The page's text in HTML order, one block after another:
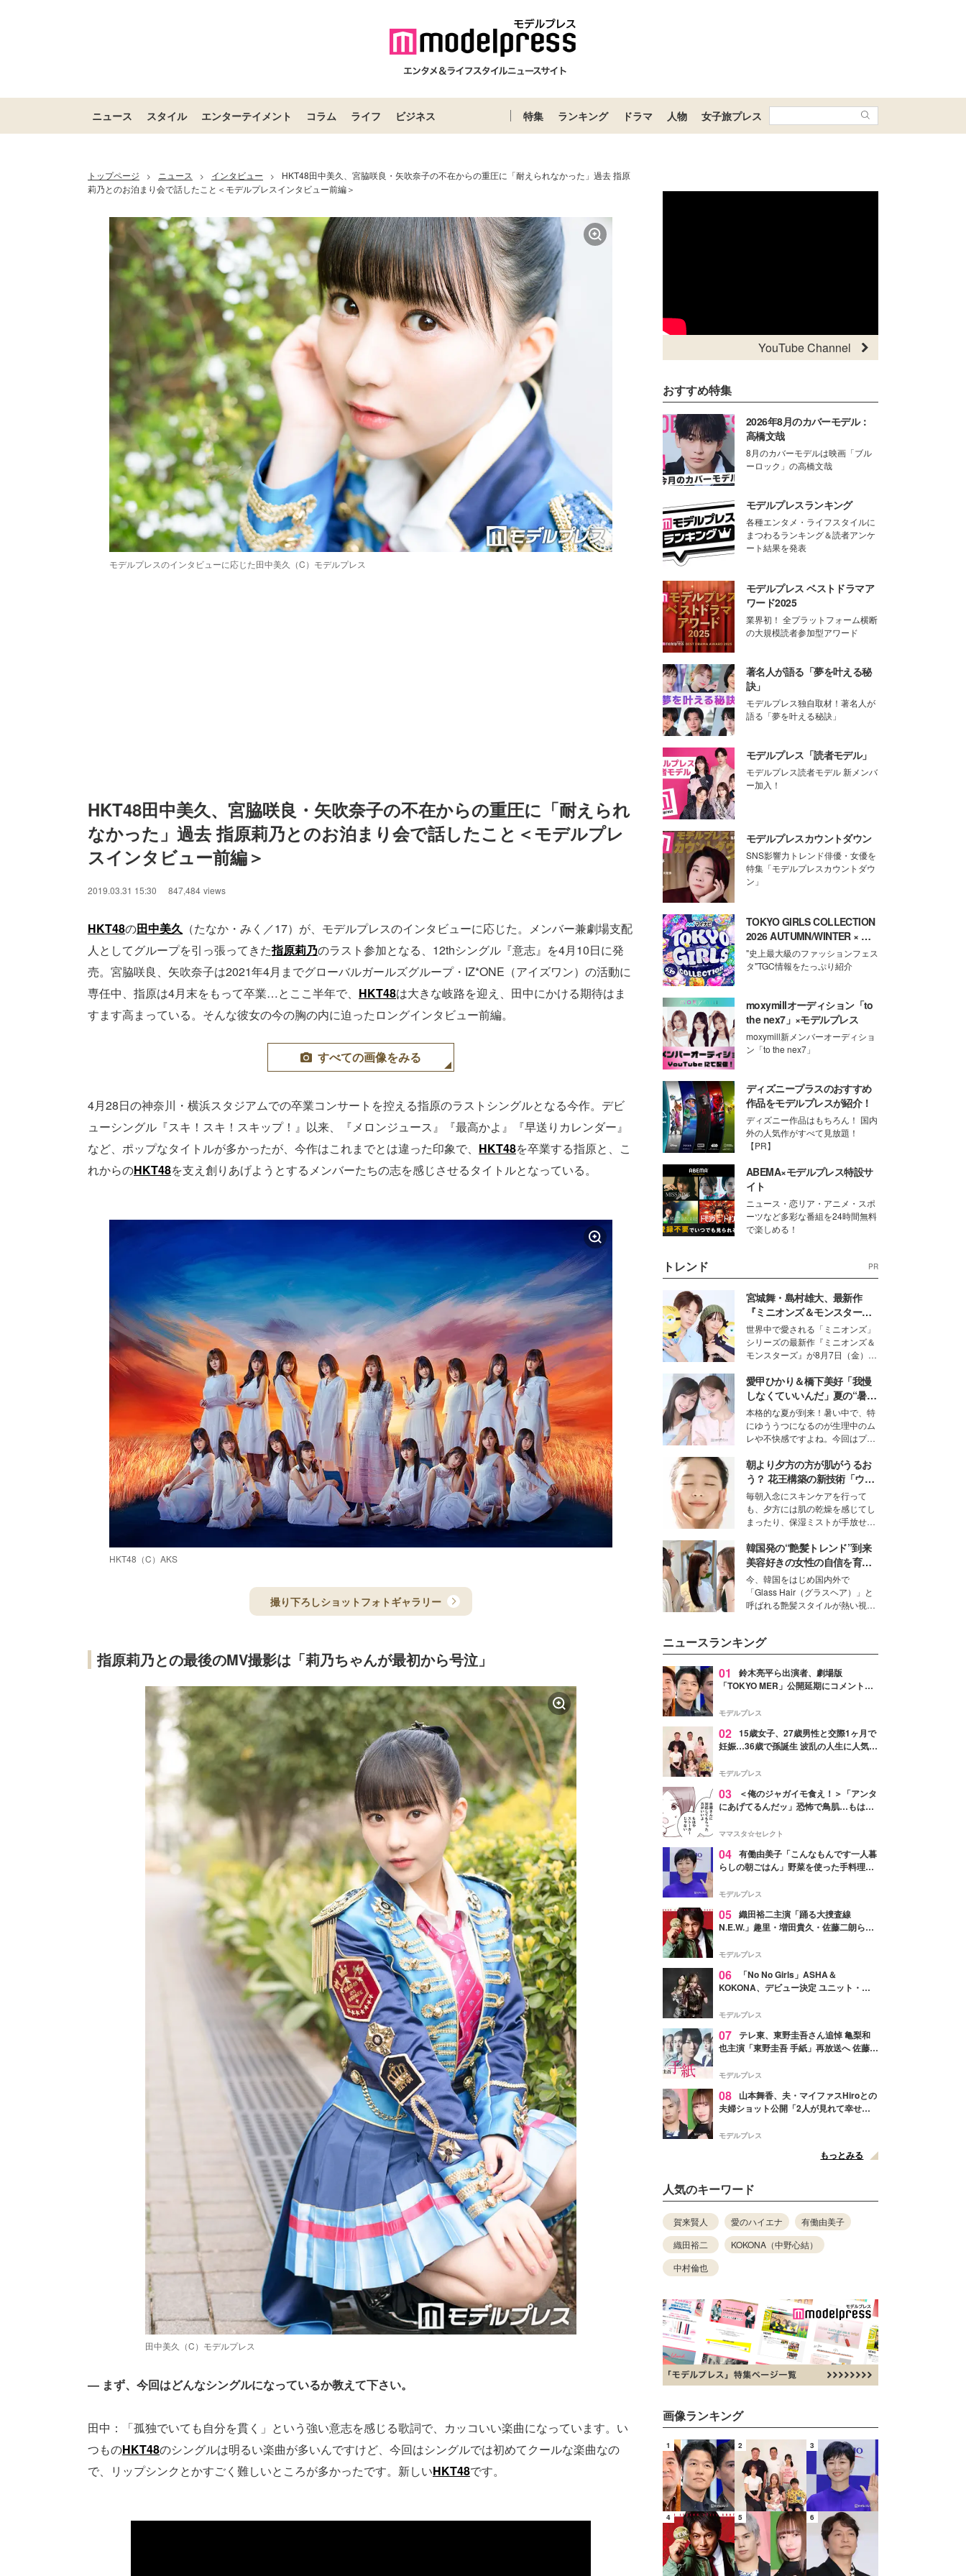
ニュース スタイル エンターテイメント コラム ライフ ビジネス 特集 ランキング ドラマ 人物 女子旅プレス
トップページ > ニュース > インタビュー >
HKT48田中美久、宮脇咲良・矢吹奈子の不在からの重圧に「耐えられなかった」過去 指原
莉乃とのお泊まり会で話したこと＜モデルプレスインタビュー前編＞
モデルプレスのインタビューに応じた田中美久（C）モデルプレス
HKT48田中美久、宮脇咲良・矢吹奈子の不在からの重圧に「耐えられ
なかった」過去 指原莉乃とのお泊まり会で話したこと＜モデルプレ
スインタビュー前編＞
2019.03.31 15:30 847,484 views
HKT48の田中美久 （たなか・みく／17）が、モデルプレスのインタビューに応じた。メンバー兼劇場支配
人としてグループを引っ張ってきた指原莉乃のラスト参加となる、12thシングル『意志』を4月10日に発
売。宮脇咲良、矢吹奈子は2021年4月までグローバルガールズグループ・IZ*ONE（アイズワン）の活動に
専任中、指原は4月末をもって卒業…とここ半年で、 HKT48は大きな岐路を迎え、田中にかける期待はま
すます高まっている。そんな彼女の今の胸の内に迫ったロングインタビュー前編。
すべての画像をみる
4月28日の神奈川・横浜スタジアムでの卒業コンサートを控える指原のラストシングルとなる今作。デビ
ューシングル『スキ！スキ！スキップ！』以来、『メロンジュース』『最高かよ』『早送りカレンダー』
など、ポップなタイトルが多かったが、今作はこれまでとは違った印象で、 HKT48を卒業する指原と、こ
れからのHKT48を支え創りあげようとするメンバーたちの志を感じさせるタイトルとなっている。
HKT48（C）AKS
撮り下ろしショットフォトギャラリー
指原莉乃との最後のMV撮影は「莉乃ちゃんが最初から号泣」
田中美久（C）モデルプレス
― まず、今回はどんなシングルになっているか教えて下さい。
田中：「孤独でいても自分を貫く」という強い意志を感じる歌詞で、カッコいい楽曲になっています。い
つものHKT48のシングルは明るい楽曲が多いんですけど、今回はシングルでは初めてクールな楽曲なの
で、リップシンクとかすごく難しいところが多かったです。新しいHKT48です。
YouTube Channel
おすすめ特集
2026年8月のカバーモデル：
高橋文哉
8月のカバーモデルは映画「ブル
ーロック」の高橋文哉
モデルプレスランキング
各種エンタメ・ライフスタイルに
まつわるランキング＆読者アンケ
ート結果を発表
モデルプレス ベストドラマア
ワード2025
業界初！ 全プラットフォーム横断
の大規模読者参加型アワード
著名人が語る「夢を叶える秘
訣」
モデルプレス独自取材！著名人が
語る「夢を叶える秘訣」
モデルプレス「読者モデル」
モデルプレス読者モデル 新メンバ
ー加入！
モデルプレスカウントダウン
SNS影響力トレンド俳優・女優を
特集「モデルプレスカウントダウ
ン」
TOKYO GIRLS COLLECTION
2026 AUTUMN/WINTER × モ
デルプレス
"史上最大級のファッションフェス
タ"TGC情報をたっぷり紹介
moxymillオーディション「to
the nex7」×モデルプレス
moxymill新メンバーオーディショ
ン「to the nex7」
ディズニープラスのおすすめ
作品をモデルプレスが紹介！
ディズニー作品はもちろん！ 国内
外の人気作がすべて見放題！
【PR】
ABEMA×モデルプレス特設サ
イト
ニュース・恋リア・アニメ・スポ
ーツなど多彩な番組を24時間無料
で楽しめる！
トレンド PR
宮城舞・島村雄大、最新作
『ミニオンズ＆モンスター
ズ』の魅力熱弁 ハチャメチャ
だけじゃない“友情と絆”に感
動
世界中で愛される「ミニオンズ」
シリーズの最新作『ミニオンズ＆
モンスターズ』が8月7日（金）に
ニオン好き”という共通点を持つモ
デルの宮城舞と島村雄大の特別対
談をお届け！それぞれの視点か
ら、今作ならではの魅力や予想外
の感動をもたらす奥深いストーリ
ーについて熱く語り合ってもらっ
た。
愛甲ひかり＆橋下美好「我慢
しなくていいんだ」夏の“暑さ
対策”の新しい選択肢とは？
本格的な夏が到来！暑い中で、特
にゆううつになるのが生理中のム
レや不快感ですよね。今回はプラ
モデル・愛甲ひかりさんと橋下美
好さんを迎えて本音で女子会トー
ク。猛暑のお出かけを快適に過ご
すヒントや、2人が感動した夏の
生理の新常識にも迫りました。
朝より夕方の方が肌がうるお
う？ 花王構築の新技術「ウォ
ーターキャプチャリングスキ
ン（捕水肌）」がスキンケア
の常識を変える予感
毎朝入念にスキンケアを行って
も、夕方には肌の乾燥を感じてし
まったり、保湿ミストが手放せな
な美容の常識を大きく変える可能
性を秘めた、革新的な「Water
Capturing Skin（ウォーターキャ
プチャリングスキン：捕水肌）」
技術を、花王が構築した。
韓国発の“艶髪トレンド”到来
美容好きの女性の自信を育む
「ヘアケア事情」って？
今、韓国をはじめ国内外で
「Glass Hair（グラスヘア）」と
呼ばれる艶髪スタイルが熱い視線
して、“髪そのものの美しさ”に改
めて注目する人が増えている様
子。今回は、そんな憧れの艶やか
な髪を日常で叶える、美容好きの
ます。
ニュースランキング
01
鈴木亮平ら出演者、劇場版
「TOKYO MER」公開延期にコメント
最大の敬意とエールを」
モデルプレス
02 15歳女子、27歳男性と交際1ヶ月で
妊娠…36歳で孫誕生 波乱の人生に人気タ
よ！」
モデルプレス
03
＜俺のジャガイモ食え！＞「アンタ
にあげてるんだッ」恐怖で鳥肌…もはや
ママスタ☆セレクト
04 有働由美子「こんなもんです一人暮
らしの朝ごはん」野菜を使った手料理公
そう」と反響
モデルプレス
05 織田裕二主演「踊る大捜査線
N.E.W.」趣里・増田貴久・佐藤二朗ら新
徴する“謎のキーワード”も
モデルプレス
06
「No No Girls」ASHA＆
KOKONA、デビュー決定 ユニット・
リリースへ
モデルプレス
07 テレ東、東野圭吾さん追悼 亀梨和
也主演「東野圭吾 手紙」再放送へ 佐藤隆
モデルプレス
08
山本舞香、夫・マイファスHiroとの
夫婦ショット公開「2人が見れて幸せ」
モデルプレス
もっとみる
人気のキーワード
賀来賢人 愛のハイエナ
有働由美子
織田裕二
KOKONA（中野心結）
中村倫也
画像ランキング
1 2 3
4 5 6